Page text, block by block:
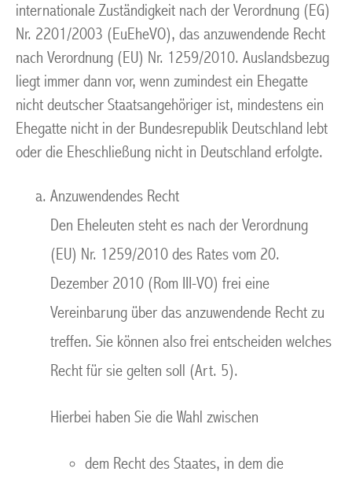
internationale Zuständigkeit nach der Verordnung (EG)
Nr. 2201/2003 (EuEheVO), das anzuwendende Recht
nach Verordnung (EU) Nr. 1259/2010. Auslandsbezug
liegt immer dann vor, wenn zumindest ein Ehegatte
nicht deutscher Staatsangehöriger ist, mindestens ein
Ehegatte nicht in der Bundesrepublik Deutschland lebt
oder die Eheschließung nicht in Deutschland erfolgte.
Anzuwendendes Recht
Den Eheleuten steht es nach der Verordnung
(EU) Nr. 1259/2010 des Rates vom 20.
Dezember 2010 (Rom III-VO) frei eine
Vereinbarung über das anzuwendende Recht zu
treffen. Sie können also frei entscheiden welches
Recht für sie gelten soll (Art. 5).
Hierbei haben Sie die Wahl zwischen
dem Recht des Staates, in dem die